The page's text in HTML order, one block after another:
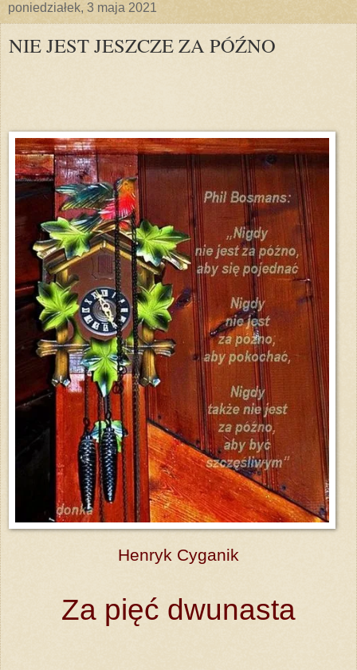
poniedziałek, 3 maja 2021
NIE JEST JESZCZE ZA PÓŹNO
Henryk Cyganik
Za pięć dwunasta